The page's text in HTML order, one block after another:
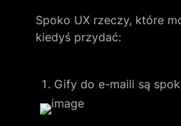
Spoko UX rzeczy, które
kiedyś przydać: